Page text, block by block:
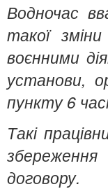
Водночас
такої
воєнними
установи,
пункту 6
Такі
договору.